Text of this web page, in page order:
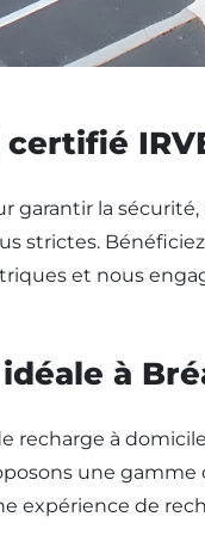
garantir la
strictes.
et nous
à
recharge à
une
expérience de